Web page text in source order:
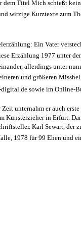
Titel Mich schießt
witzige Kurztexte zum
Ein Vater
Erzählung 1977 unter
allerdings unter
und größeren
sowie im Online-
unternahm er auch
Kunsterzieher in Erfurt.
Karl Sewart, der
1978 für 99 Ehen und